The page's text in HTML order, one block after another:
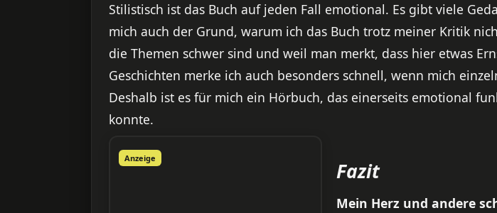
Stilistisch ist das Buch auf jeden Fall emotional. Es gibt viele
mich auch der Grund, warum ich das Buch trotz meiner Kritik
die Themen schwer sind und weil man merkt, dass hier etwas
Geschichten merke ich auch besonders schnell, wenn mich
Deshalb ist es für mich ein Hörbuch, das einerseits emotional
konnte.
Anzeige
Fazit
Mein Herz und andere